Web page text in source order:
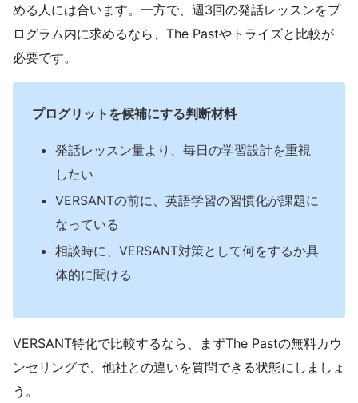
める人には合います。一方で、週3回の発話レッスンをプ
ログラム内に求めるなら、The Pastやトライズと比較が
必要です。
プログリットを候補にする判断材料
発話レッスン量より、毎日の学習設計を重視
したい
VERSANTの前に、英語学習の習慣化が課題に
なっている
相談時に、VERSANT対策として何をするか具
体的に聞ける
VERSANT特化で比較するなら、まずThe Pastの無料カウ
ンセリングで、他社との違いを質問できる状態にしましょ
う。